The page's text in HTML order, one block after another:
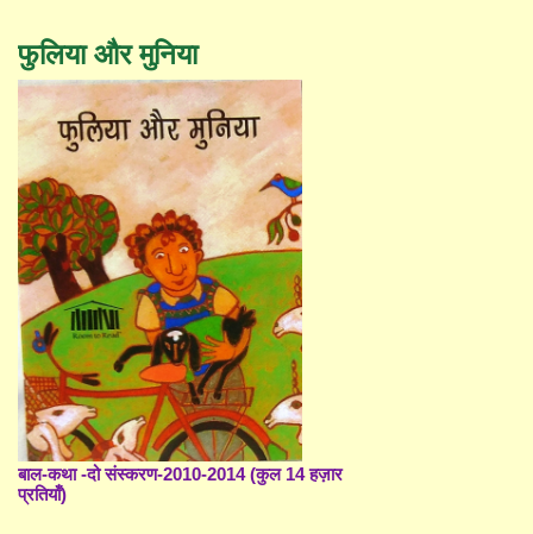
फुलिया और मुनिया
बाल-कथा -दो संस्करण-2010-2014 (कुल 14 हज़ार
प्रतियाँ)